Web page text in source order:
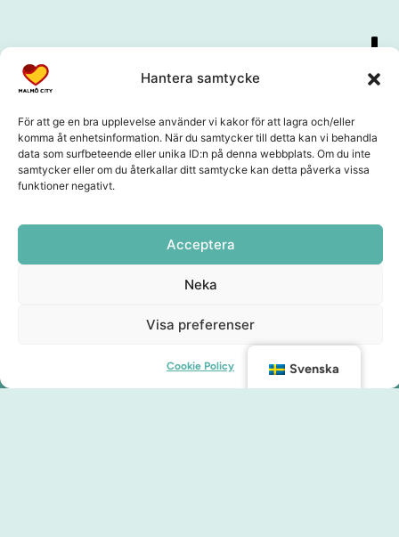
Hantera samtycke
För att ge en bra upplevelse använder vi kakor för att lagra och/eller
komma åt enhetsinformation. När du samtycker till detta kan vi behandla
data som surfbeteende eller unika ID:n på denna webbplats. Om du inte
samtycker eller om du återkallar ditt samtycke kan detta påverka vissa
funktioner negativt.
Acceptera
Neka
Visa preferenser
Cookie Policy Svenska